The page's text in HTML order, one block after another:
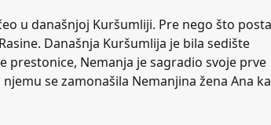
u današnjoj Kuršumliji. Pre nego što
Današnja Kuršumlija je bila sedište
prestonice, Nemanja je sagradio svoje prve
se zamonašila Nemanjina žena Ana